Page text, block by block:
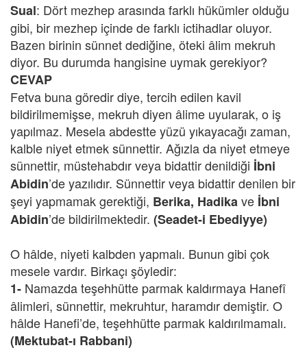
Sual: Dört mezhep arasında farklı hükümler olduğu
gibi, bir mezhep içinde de farklı ictihadlar oluyor.
Bazen birinin sünnet dediğine, öteki âlim mekruh
diyor. Bu durumda hangisine uymak gerekiyor?
CEVAP
Fetva buna göredir diye, tercih edilen kavil
bildirilmemişse, mekruh diyen âlime uyularak, o iş
yapılmaz. Mesela abdestte yüzü yıkayacağı zaman,
kalble niyet etmek sünnettir. Ağızla da niyet etmeye
sünnettir, müstehabdır veya bidattir denildiği İbni
Abidin’de yazılıdır. Sünnettir veya bidattir denilen bir
şeyi yapmamak gerektiği, Berika, Hadikave İbni
Abidin’de bildirilmektedir. (Seadet-i Ebediyye)
O hâlde, niyeti kalbden yapmalı. Bunun gibi çok
mesele vardır. Birkaçı şöyledir:
1- Namazda teşehhütte parmak kaldırmaya Hanefî
âlimleri, sünnettir, mekruhtur, haramdır demiştir. O
hâlde Hanefi’de, teşehhütte parmak kaldırılmamalı.
(Mektubat-ı Rabbani)